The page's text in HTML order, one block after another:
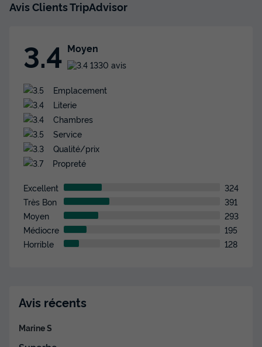
Annulation gratuite
2m² 4
Animaux autorisés * Cafetière
Micro-ondes
+ 1
MOBILHOME 6 personnes - Mobil Home Aqua 2ch
4/6pers Terrasse BAY TV
du12/09/2026 au19/09/2026
Modifier les dates
329 €
Voir les disponibilités
Avis Clients TripAdvisor
3.4 Moyen
1330 avis
Emplacement
Literie
Chambres
Service
Qualité/prix
Propreté
Excellent
324
Très Bon
391
Moyen
293
Médiocre
195
Horrible
128
Avis récents
Marine S